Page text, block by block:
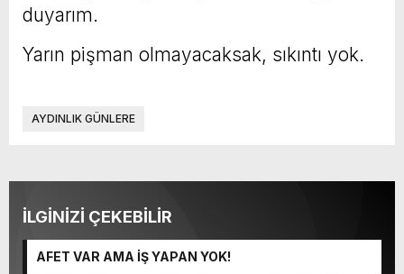
duyarım.
Yarın pişman olmayacaksak, sıkıntı yok.
AYDINLIK GÜNLERE
İLGİNİZİ ÇEKEBİLİR
AFET VAR AMA İŞ YAPAN YOK!